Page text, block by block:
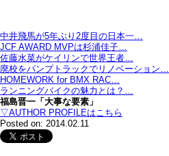
中井飛馬が5年ぶり2度目の日本一…
JCF AWARD MVPは杉浦佳子…
佐藤水菜がケイリンで世界王者…
廃校をパンプトラックでリノベーション…
HOMEWORK for BMX RAC…
ランニングバイクの魅力とは？…
福島晋一「大事な要素」
▽AUTHOR PROFILEはこちら
Posted on: 2014.02.11